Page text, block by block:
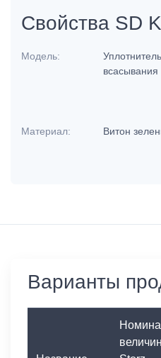
Свойства SD
Модель:
всасывания
Материал: Витон
Варианты